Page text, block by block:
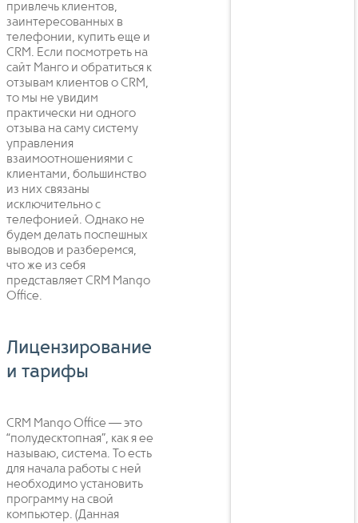
привлечь клиентов,
заинтересованных в
телефонии, купить еще и
CRM. Если посмотреть на
сайт Манго и обратиться к
отзывам клиентов о CRM,
то мы не увидим
практически ни одного
отзыва на саму систему
управления
взаимоотношениями с
клиентами, большинство
из них связаны
исключительно с
телефонией. Однако не
будем делать поспешных
выводов и разберемся,
что же из себя
представляет CRM Mango
Office.
Лицензирование
и тарифы
CRM Mango Office — это
“полудесктопная”, как я ее
называю, система. То есть
для начала работы с ней
необходимо установить
программу на свой
компьютер. (Данная